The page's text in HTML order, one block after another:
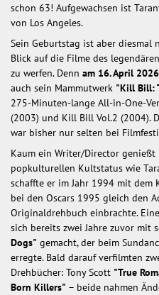
schon 63! Aufgewachsen ist
von Los Angeles.
Sein Geburtstag ist aber diesmal
Blick auf die Filme des
zu werfen. Denn am 16. April 2026
auch sein Mammutwerk "Kill Bill:
275-Minuten-lange All-in-One-
(2003) und Kill Bill Vol.2 (2004).
war bisher nur selten bei
Kaum ein Writer/Director
popkulturellen Kultstatus wie
schaffte er im Jahr 1994 mit dem
bei den Oscars 1995 gleich den
Originaldrehbuch einbrachte.
sich bereits zwei Jahre zuvor mit
Dogs" gemacht, der beim
erregte. Bald darauf verfilmten
Drehbücher: Tony Scott "True
Born Killers" – beide nahmen